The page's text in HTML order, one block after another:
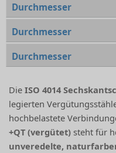
Durchmesser
Durchmesser
Durchmesser
DieISO 4014
legierten
hochbelastete
+QT (vergütet) steht für
unveredelte,